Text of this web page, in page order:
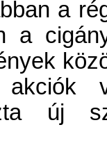
a
a
akciók
új